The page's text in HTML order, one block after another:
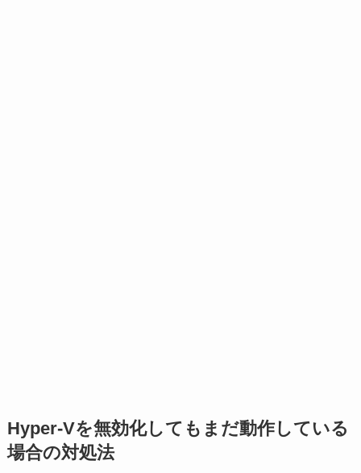
Hyper-Vを無効化してもまだ動作している
場合の対処法